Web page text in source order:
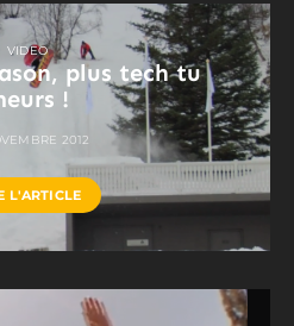
VIDEO
plus tech tu
!
2012
L'ARTICLE